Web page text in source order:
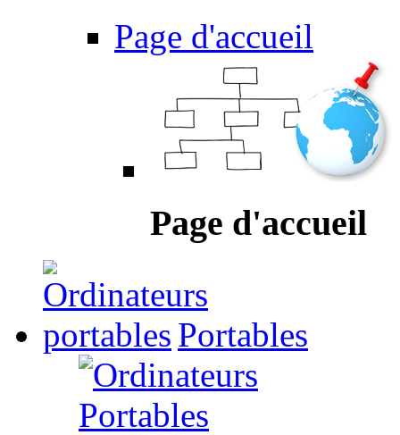
Page d'accueil
Page d'accueil
Portables